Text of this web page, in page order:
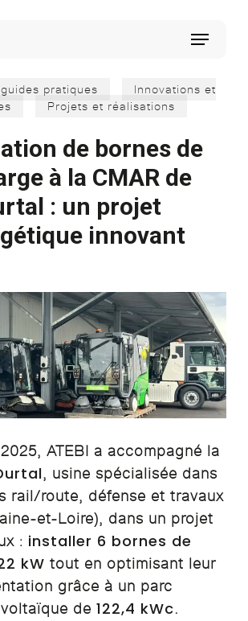
Menu
pratiques
Innovations et
Projets et réalisations
de bornes de
à la CMAR de
: un projet
innovant
ATEBI a accompagné la
, usine spécialisée dans
rail/route, défense et travaux
et-Loire), dans un projet
: installer 6 bornes de
kW tout en optimisant leur
grâce à un parc
de 122,4 kWc.